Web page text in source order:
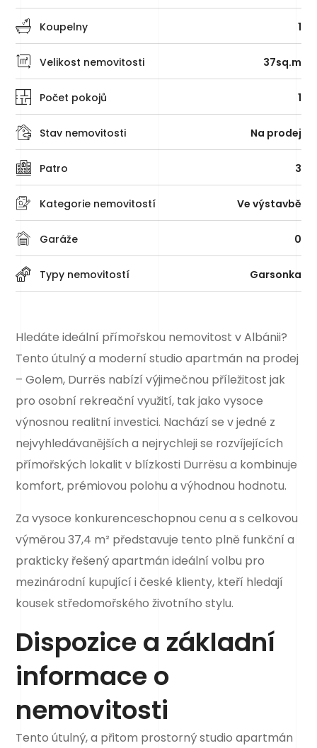
Koupelny 1
Velikost nemovitosti 37sq.m
Počet pokojů 1
Stav nemovitosti Na prodej
Patro 3
Kategorie nemovitostí Ve výstavbě
Garáže 0
Typy nemovitostí Garsonka
Hledáte ideální přímořskou nemovitost v Albánii?
Tento útulný a moderní studio apartmán na prodej
– Golem, Durrës nabízí výjimečnou příležitost jak
pro osobní rekreační využití, tak jako vysoce
výnosnou realitní investici. Nachází se v jedné z
nejvyhledávanějších a nejrychleji se rozvíjejících
přímořských lokalit v blízkosti Durrësu a kombinuje
komfort, prémiovou polohu a výhodnou hodnotu.
Za vysoce konkurenceschopnou cenu a s celkovou
výměrou 37,4 m² představuje tento plně funkční a
prakticky řešený apartmán ideální volbu pro
mezinárodní kupující i české klienty, kteří hledají
kousek středomořského životního stylu.
Dispozice a základní
informace o
nemovitosti
Tento útulný, a přitom prostorný studio apartmán